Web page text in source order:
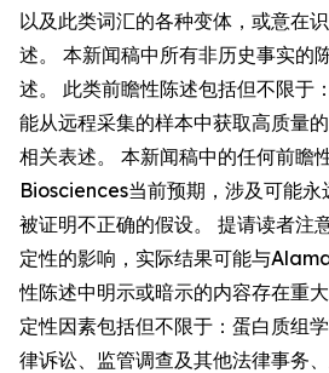
以及此类词汇的各种变体，或意在
述。 本新闻稿中所有非历史事实的
述。 此类前瞻性陈述包括但不限
能从远程采集的样本中获取高质量
相关表述。 本新闻稿中的任何前瞻
Biosciences当前预期，涉及可能永
被证明不正确的假设。 提请读者注
定性的影响，实际结果可能与
性陈述中明示或暗示的内容存在重
定性因素包括但不限于：蛋白质组
律诉讼、监管调查及其他法律事务